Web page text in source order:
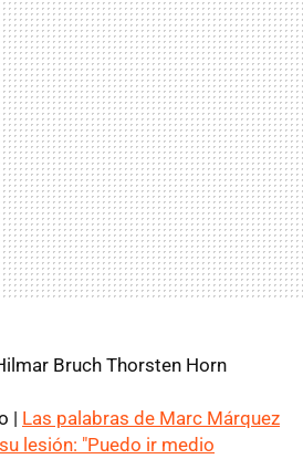
Bruch Thorsten Horn
| Las palabras de Marc Márquez
lesión: "Puedo ir medio